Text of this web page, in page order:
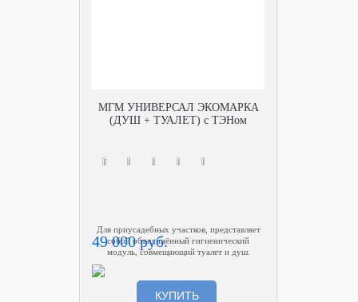
МГМ УНИВЕРСАЛ ЭКОМАРКА
(ДУШ + ТУАЛЕТ) с ТЭНом
Для приусадебных участков, представляет
собой объединённый гигиенический
модуль, совмещающий туалет и душ.
49 000 руб.
КУПИТЬ